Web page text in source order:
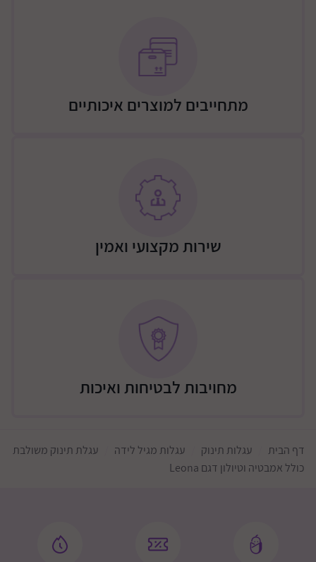
מתחייבים למוצרים איכותיים
שירות מקצועי ואמין
מחויבות לבטיחות ואיכות
דף הבית עגלות תינוק עגלות מגיל לידה
עגלת תינוק משולבת
כולל אמבטיה וטיולון דגם Leona